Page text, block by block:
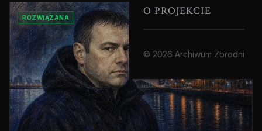
O PROJEKCIE
© 2026 Archiwum Zbrodni
ROZWIĄZANA